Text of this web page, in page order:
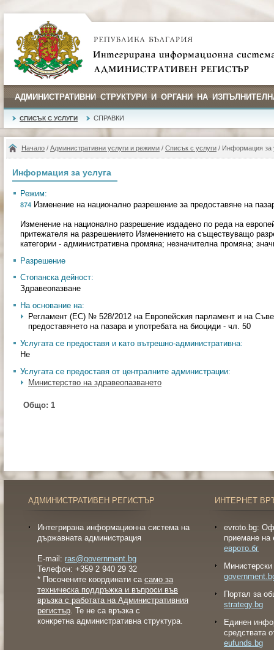
АДМИНИСТРАТИВНИ СТРУКТУРИ И ОРГАНИ НА
СПИСЪК С УСЛУГИ СПРАВКИ
Начало / Административни услуги и режими / Списък с услуги / Информация за
Информация за услуга
Режим:
874 Изменение на национално разрешение за предоставяне на
Изменение на национално разрешение издадено по реда на
притежателя на разрешението Изменението на съществуващо
категории - административна промяна; незначителна промяна;
Разрешение
Стопанска дейност:
Здравеопазване
На основание на:
Регламент (ЕС) № 528/2012 на Европейския парламент и на
предоставянето на пазара и употребата на биоциди - чл. 50
Услугата се предоставя и като вътрешно-административна:
Не
Услугата се предоставя от централните администрации:
Министерство на здравеопазването
Общо: 1
АДМИНИСТРАТИВЕН РЕГИСТЪР
Интегрирана информационна система на
държавната администрация
E-mail: ras@government.bg
Телефон: +359 2 940 29 32
* Посочените координати са само за
техническа поддръжка и въпроси във
връзка с работата на Административния
регистър. Те не са връзка с
конкретна административна структура.
ИНТЕРНЕТ
evroto.bg:
приемане на
еврото.бг
Портал за
strategy.bg
Eдинен
средствата
eufunds.bg